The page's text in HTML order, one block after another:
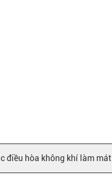
điều hòa không khí làm mát